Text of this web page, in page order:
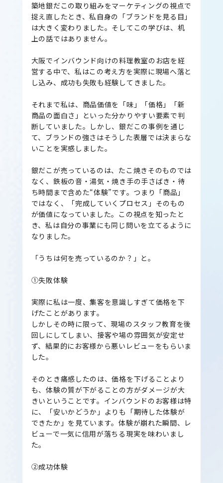
築地銀だこの取り組みをマーケティングの視点で
捉え直したとき、私自身の「ブランドを見る目」
は大きく変わりました。そしてこの学びは、机
上の話ではありません。
大阪でインバウンド向けの料理教室のお店を経
営する中で、私はこの考え方を実際に現場へ落と
し込み、成功も失敗も経験してきました。
それまで私は、商品価値を「味」「価格」「新
商品の面白さ」といった分かりやすい要素で判
断していました。しかし、銀だこの事例を通じ
て、ブランドの強さはそうした表層では決まらな
いことを実感しました。
銀だこが売っているのは、たこ焼きそのものでは
なく、鉄板の音・湯気・焼き手の手さばき・待
ち時間まで含めた“体験”です。つまり「商品」
ではなく、「完成していくプロセス」そのもの
が価値になっていました。この視点を知ったと
き、私は自分の事業にも同じ問いを立てるように
なりました。
「うちは何を売っているのか？」と。
①失敗体験
実際に私は一度、集客を意識しすぎて価格を下
げたことがあります。
しかしその時に限って、現場のスタッフ教育を後
回しにしてしまい、接客や場の雰囲気が安定せ
ず、結果的にお客様から悪いレビューをもらいま
した。
そのとき痛感したのは、価格を下げることより
も、体験の質が下がることの方がダメージが大
きいということです。インバウンドのお客様は特
に、「安いかどうか」よりも「期待した体験が
できたか」を見ています。体験が崩れた瞬間、レ
ビューで一気に信用が落ちる現実を味わいまし
た。
②成功体験